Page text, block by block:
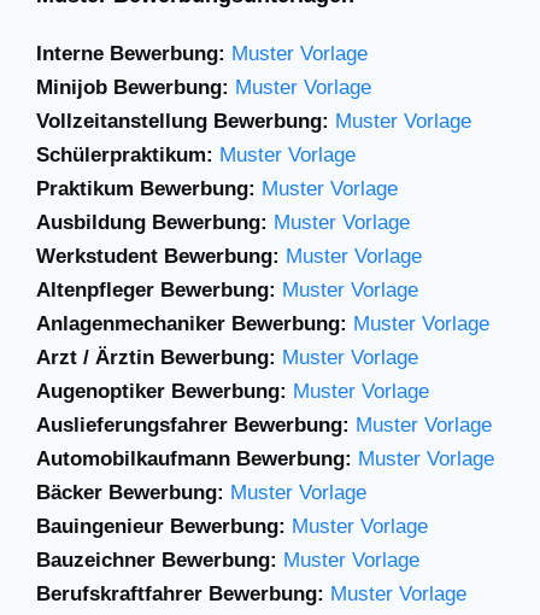
Interne Bewerbung: Muster Vorlage
Minijob Bewerbung: Muster Vorlage
Vollzeitanstellung Bewerbung: Muster Vorlage
Schülerpraktikum: Muster Vorlage
Praktikum Bewerbung: Muster Vorlage
Ausbildung Bewerbung: Muster Vorlage
Werkstudent Bewerbung: Muster Vorlage
Altenpfleger Bewerbung: Muster Vorlage
Anlagenmechaniker Bewerbung: Muster Vorlage
Arzt / Ärztin Bewerbung: Muster Vorlage
Augenoptiker Bewerbung: Muster Vorlage
Auslieferungsfahrer Bewerbung: Muster Vorlage
Automobilkaufmann Bewerbung: Muster Vorlage
Bäcker Bewerbung: Muster Vorlage
Bauingenieur Bewerbung: Muster Vorlage
Bauzeichner Bewerbung: Muster Vorlage
Berufskraftfahrer Bewerbung: Muster Vorlage